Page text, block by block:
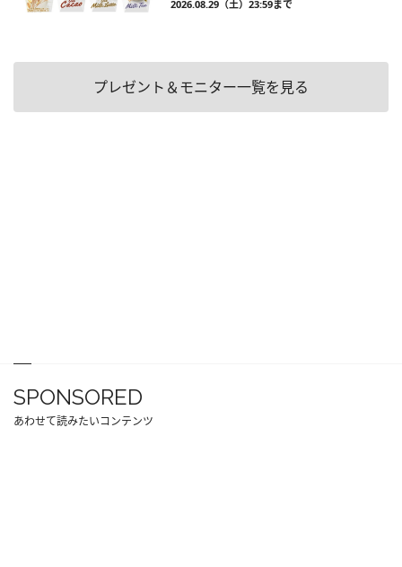
2026.08.29（土）23:59まで
プレゼント＆モニター一覧を見る
SPONSORED
あわせて読みたいコンテンツ